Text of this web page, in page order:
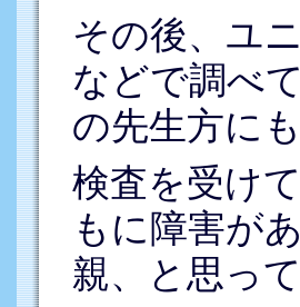
その後、ユ
などで調べ
の先生方に
検査を受け
もに障害が
親、と思っ